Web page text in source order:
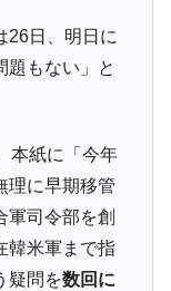
』は先進技術の
？
勝利騎手がもら
26日、明日に
題もない」と
本紙に「今年
理に早期移管
軍司令部を創
韓米軍まで指
疑問を数回に